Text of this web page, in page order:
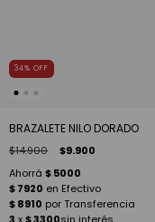
34% OFF
BRAZALETE NILO DORADO
$14.900 $9.900